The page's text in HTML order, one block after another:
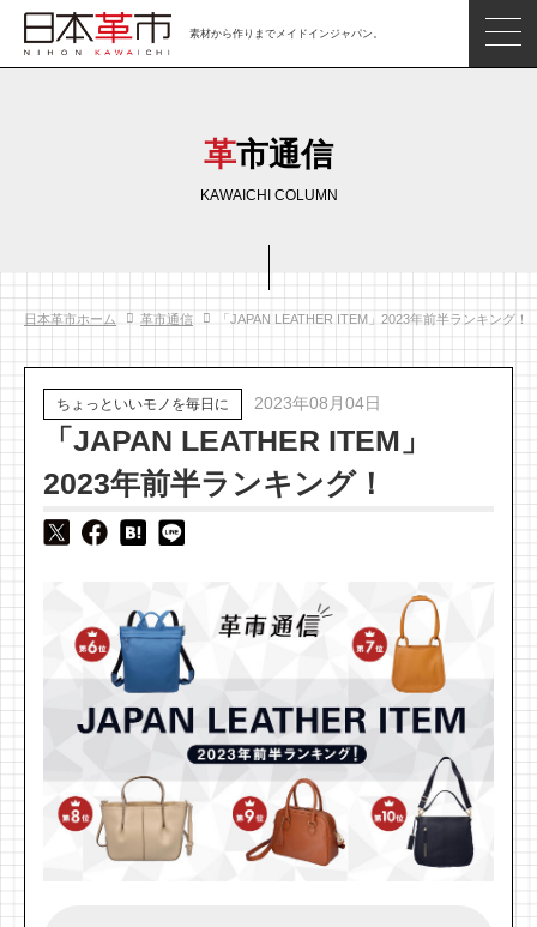
素材から作りまでメイドインジャパン。
革市通信
日本の革の良さを知ろう
お問い合わせ
閲覧したアイテム
革市通信
KAWAICHI COLUMN
日本革市ホーム 革市通信 「JAPAN LEATHER ITEM」2023年前半ランキング！
ちょっといいモノを毎日に 2023年08月04日
「JAPAN LEATHER ITEM」
2023年前半ランキング！